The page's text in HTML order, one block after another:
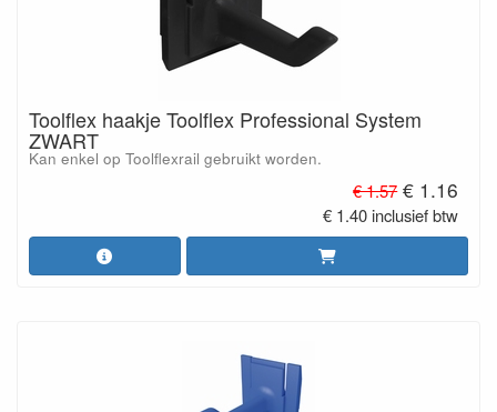
Toolflex haakje Toolflex Professional System
ZWART
Kan enkel op Toolflexrail gebruikt worden.
€ 1.57 € 1.16
€ 1.40 inclusief btw